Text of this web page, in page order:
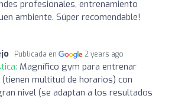
profesionales, entrenamiento
ambiente. Súper recomendable!
Publicada en 2 years ago
Magnífico gym para entrenar
multitud de horarios) con
nivel (se adaptan a los resultados